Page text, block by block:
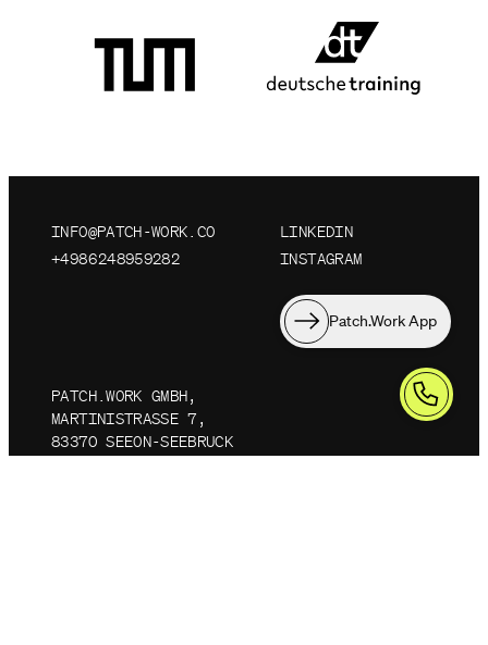
INFO@PATCH-WORK.CO
+4986248959282
LINKEDIN
INSTAGRAM
Patch.Work App
PATCH.WORK GMBH,
MARTINISTRASSE 7, 8
3370 SEEON-SEEBRUCK